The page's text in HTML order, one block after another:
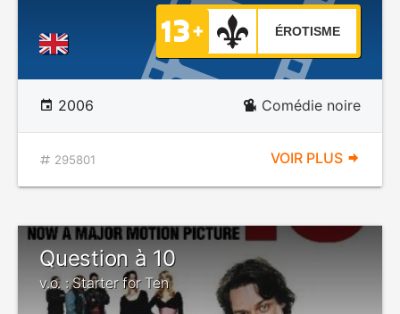
ÉROTISME
2006 Comédie noire
295801 VOIR PLUS
Question à 10
v.o. : Starter for Ten